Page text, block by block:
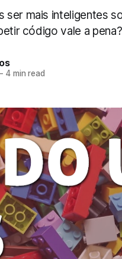
ser mais inteligentes
código vale a pena?
4 min read